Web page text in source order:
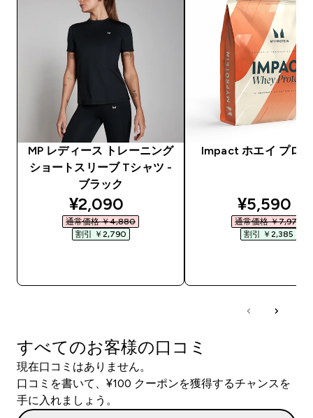
MP レディース トレーニング
ショートスリーブ Tシャツ -
ブラック
discounted price
¥2,090‎
通常価格 ￥4,880‎
割引 ￥2,790‎
Impact ホエイ プロ
¥5,590‎
通常価格 ￥7,975‎
割引 ￥2,385‎
すべてのお客様の口コミ
現在口コミはありません。
口コミを書いて、¥100 クーポンを獲得するチャンスを
手に入れましょう。